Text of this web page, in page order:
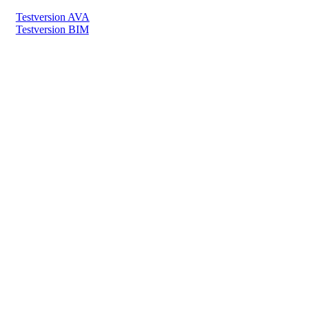
Testversion AVA
Testversion BIM